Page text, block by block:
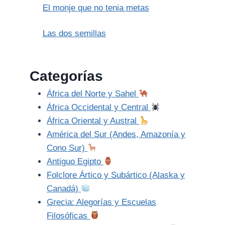
El monje que no tenia metas
Las dos semillas
Categorías
África del Norte y Sahel
África Occidental y Central
África Oriental y Austral
América del Sur (Andes, Amazonía y
Cono Sur)
Antiguo Egipto
Folclore Ártico y Subártico (Alaska y
Canadá)
Grecia: Alegorías y Escuelas
Filosóficas